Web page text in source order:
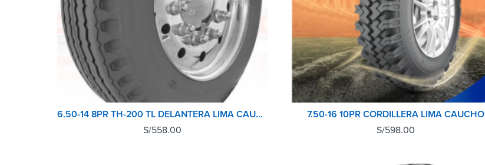
6.50-14 8PR TH-200 TL DELANTERA LIMA CAUCHO
S/558.00
7.50-16 10PR CORDILLERA LIMA CAUCHO
S/598.00